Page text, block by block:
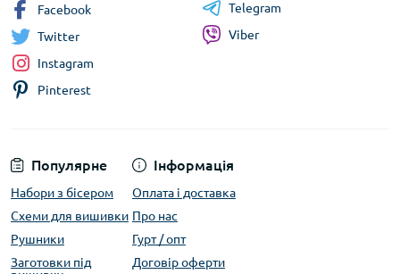
Популярне
Набори з бісером
Схеми для вишивки
Рушники
Заготовки під
Інформація
Оплата і доставка
Про нас
Гурт / опт
Договір оферти
Facebook
Twitter
Instagram
Pinterest
Telegram
Viber